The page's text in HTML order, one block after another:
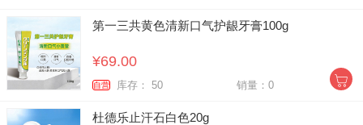
第一三共黄色清新口气护龈牙膏100g
¥69.00
自营 库存： 50 销量：0
杜德乐止汗石白色20g